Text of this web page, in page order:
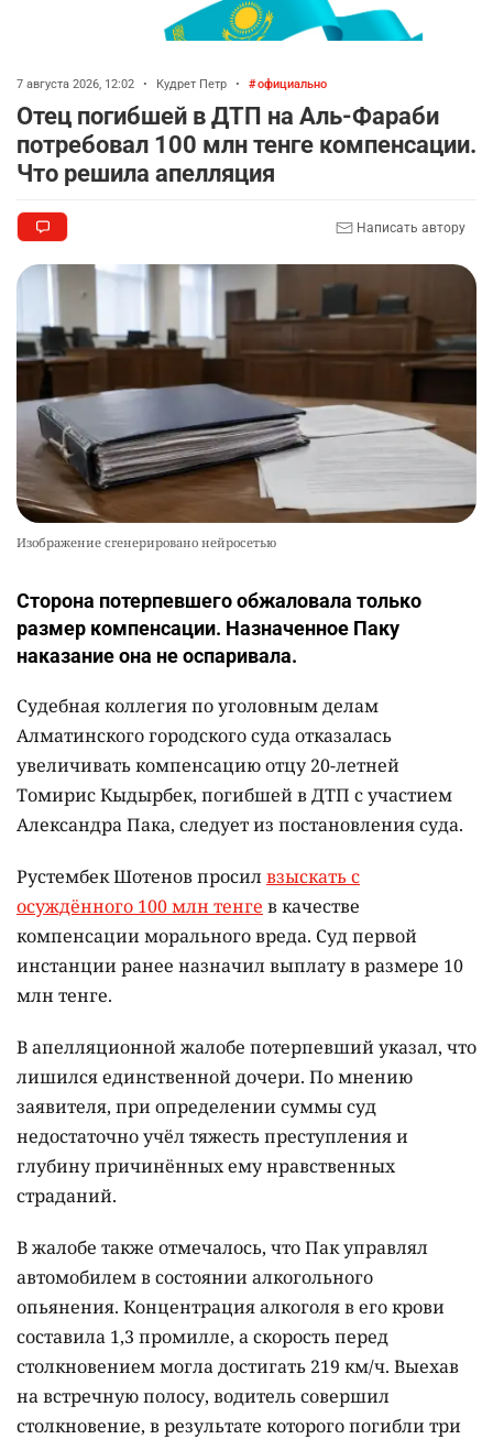
7 августа 2026, 12:02 • Кудрет Петр • официально
Отец погибшей в ДТП на Аль-Фараби
потребовал 100 млн тенге компенсации.
Что решила апелляция
Написать автору
Изображение сгенерировано нейросетью
Сторона потерпевшего обжаловала только
размер компенсации. Назначенное Паку
наказание она не оспаривала.
Судебная коллегия по уголовным делам
Алматинского городского суда отказалась
увеличивать компенсацию отцу 20-летней
Томирис Кыдырбек, погибшей в ДТП с участием
Александра Пака, следует из постановления суда.
Рустембек Шотенов просилвзыскать с
осуждённого 100 млн тенге в качестве
компенсации морального вреда. Суд первой
инстанции ранее назначил выплату в размере 10
млн тенге.
В апелляционной жалобе потерпевший указал, что
лишился единственной дочери. По мнению
заявителя, при определении суммы суд
недостаточно учёл тяжесть преступления и
глубину причинённых ему нравственных
страданий.
В жалобе также отмечалось, что Пак управлял
автомобилем в состоянии алкогольного
опьянения. Концентрация алкоголя в его крови
составила 1,3 промилле, а скорость перед
столкновением могла достигать 219 км/ч. Выехав
на встречную полосу, водитель совершил
столкновение, в результате которого погибли три